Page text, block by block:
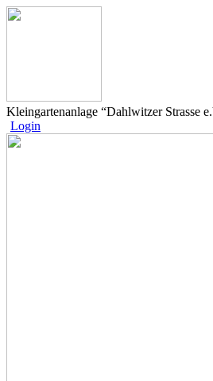
Kleingartenanlage “Dahlwitzer Strasse
Login